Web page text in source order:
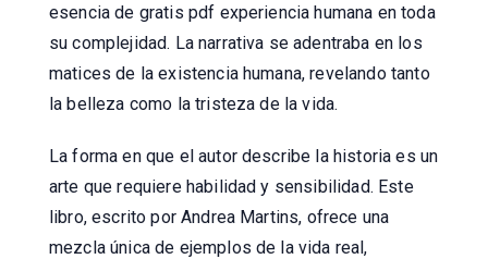
esencia de gratis pdf experiencia humana en toda
su complejidad. La narrativa se adentraba en los
matices de la existencia humana, revelando tanto
la belleza como la tristeza de la vida.
La forma en que el autor describe la historia es un
arte que requiere habilidad y sensibilidad. Este
libro, escrito por Andrea Martins, ofrece una
mezcla única de ejemplos de la vida real,